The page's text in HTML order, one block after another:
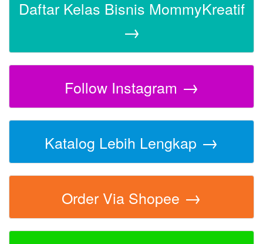
Daftar Kelas Bisnis MommyKreatif
→
Follow Instagram →
Katalog Lebih Lengkap →
Order Via Shopee →